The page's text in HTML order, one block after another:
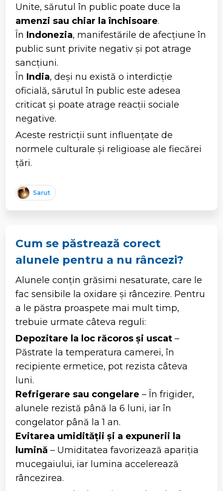
Unite, sărutul în public poate duce la
amenzi sau chiar la închisoare.
În Indonezia, manifestările de afecțiune în
public sunt privite negativ și pot atrage
sancțiuni.
În India, deși nu există o interdicție
oficială, sărutul în public este adesea
criticat și poate atrage reacții sociale
negative.
Aceste restricții sunt influențate de
normele culturale și religioase ale fiecărei
țări.
Sarut
Cum se păstrează corect
alunele pentru a nu râncezi?
Alunele conțin grăsimi nesaturate, care le
fac sensibile la oxidare și râncezire. Pentru
a le păstra proaspete mai mult timp,
trebuie urmate câteva reguli:
Depozitare la loc răcoros și uscat –
Păstrate la temperatura camerei, în
recipiente ermetice, pot rezista câteva
luni.
Refrigerare sau congelare – În frigider,
alunele rezistă până la 6 luni, iar în
congelator până la 1 an.
Evitarea umidității și a expunerii la
lumină – Umiditatea favorizează apariția
mucegaiului, iar lumina accelerează
râncezirea.